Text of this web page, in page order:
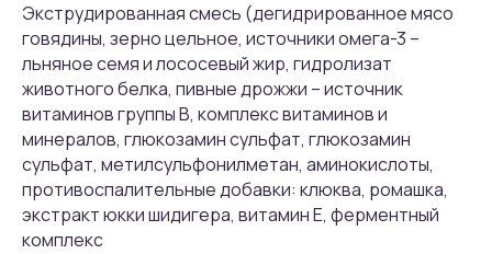
Экструдированная смесь (дегидрированное мясо
говядины, зерно цельное, источники омега-3 –
льняное семя и лососевый жир, гидролизат
животного белка, пивные дрожжи – источник
витаминов группы В, комплекс витаминов и
минералов, глюкозамин сульфат, глюкозамин
сульфат, метилсульфонилметан, аминокислоты,
противоспалительные добавки: клюква, ромашка,
экстракт юкки шидигера, витамин Е, ферментный
комплекс